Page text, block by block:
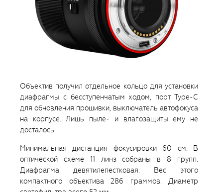
Объектив получил отдельное кольцо для установки
диафрагмы с бесступенчатым ходом, порт Type-C
для обновления прошивки, выключатель автофокуса
на корпусе. Лишь пыле- и влагозащиты ему не
досталось.
Минимальная дистанция фокусировки 60 см. В
оптической схеме 11 линз собраны в 8 групп.
Диафрагма девятилепестковая. Вес этого
компактного объектива 286 граммов. Диаметр